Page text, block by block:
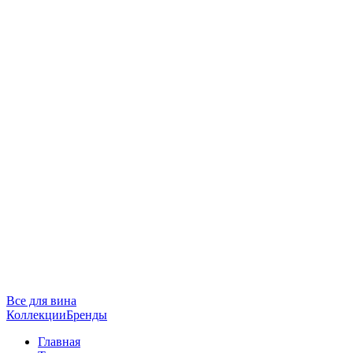
Все для вина
КоллекцииБренды
Главная